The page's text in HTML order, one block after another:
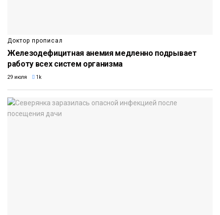
Доктор прописал
Железодефицитная анемия медленно подрывает
работу всех систем организма
29 июля 1k